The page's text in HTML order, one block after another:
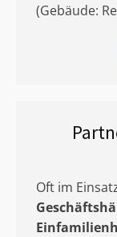
(Gebäude:
Oft im